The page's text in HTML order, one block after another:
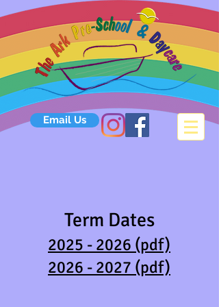
Email Us
Term Dates
2025 - 2026 (pdf)
2026 - 2027 (pdf)